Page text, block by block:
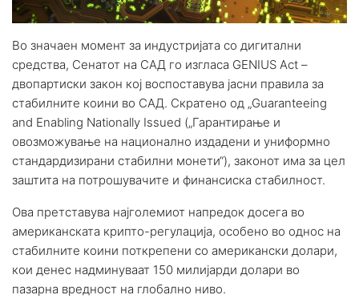
Во значаен момент за индустријата со дигитални
средства, Сенатот на САД го изгласа GENIUS Act –
двопартиски закон кој воспоставува јасни правила за
стабилните коини во САД. Скратено од „Guaranteeing
and Enabling Nationally Issued („Гарантирање и
овозможување на национално издадени и униформно
стандардизирани стабилни монети“), законот има за цел
заштита на потрошувачите и финансиска стабилност.
Ова претставува најголемиот напредок досега во
американската крипто-регулација, особено во однос на
стабилните коини поткрепени со американски долари,
кои денес надминуваат 150 милијарди долари во
пазарна вредност на глобално ниво.